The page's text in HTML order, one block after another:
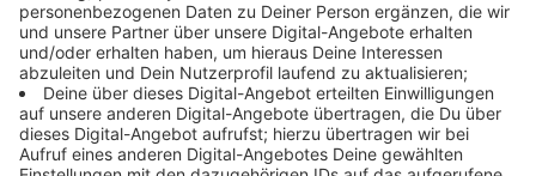
startet dann die Ticketvergabe. Falls jemand
leerausgeht, gibt es im Anschluss noch den offiziellen
Zweitmarkt.
Anzeige